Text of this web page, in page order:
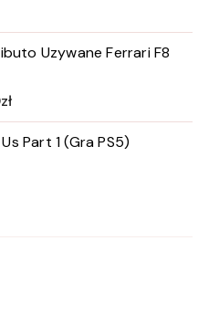
Uzywane Ferrari F8
zł
Part 1 (Gra PS5)